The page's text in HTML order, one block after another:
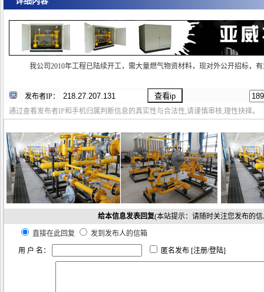
我公司2010年工程已陆续开工，需大量燃气物资材料，现对外公开招标，
发布者IP：
通过查看发布者IP和手机归属判断信息的真实性与合法性,请谨慎审核,理性抉择。
给本信息发表回复(本站提示：请随时关注您发布的
直接在此回复 发到发布人的信箱
用 户 名： 匿名发布 [注册/登陆]